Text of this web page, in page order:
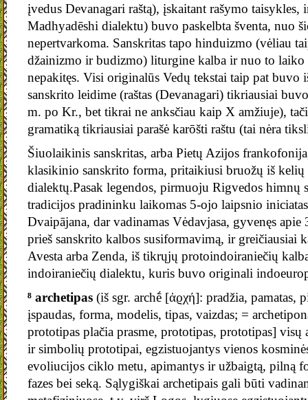
įvedus Devanagari raštą), įskaitant rašymo taisykles,
Madhyadēshi dialektu) buvo paskelbta šventa, nuo
nepertvarkoma. Sanskritas tapo hinduizmo (vėliau
džainizmo ir budizmo) liturgine kalba ir nuo to
nepakitęs. Visi originalūs Vedų tekstai taip pat buvo
sanskrito leidime (raštas (Devanagari) tikriausiai
m. po Kr., bet tikrai ne anksčiau kaip X amžiuje),
gramatiką tikriausiai parašė karōšti raštu (tai nėra
Šiuolaikinis sanskritas, arba Pietų Azijos
klasikinio sanskrito forma, pritaikiusi bruožų iš
dialektų.Pasak legendos, pirmuoju Rigvedos himnų
tradicijos pradininku laikomas 5-ojo laipsnio
Dvaipājana, dar vadinamas Vėdavjasa, gyvenęs
prieš sanskrito kalbos susiformavimą, ir greičiausiai
Avesta arba Zenda, iš tikrųjų protoindoiraniečių
indoiraniečių dialektu, kuris buvo originali
⁸ archetipas (iš sgr. archḗ [ἀϱχή]: pradžia, pamatas,
įspaudas, forma, modelis, tipas, vaizdas; =
prototipas plačia prasme, prototipas, prototipas] visų
ir simbolių prototipai, egzistuojantys vienos
evoliucijos ciklo metu, apimantys ir užbaigtą, pilną
fazes bei seką. Sąlygiškai archetipais gali būti